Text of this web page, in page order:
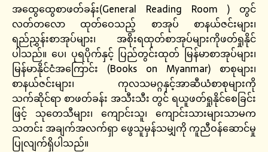
အထွေထွေစာဖတ်ခန်း(General Reading Room ) တွင်
လတ်တလော ထုတ်ဝေသည့် စာအုပ် စာနယ်ဇင်းများ၊
ရည်ညွှန်းစာအုပ်များ၊ အစိုးရထုတ်စာအုပ်များကိုဖတ်ရှုနိုင်
ပါသည်။ ပေ၊ ပုရပိုက်နှင့် ပြည်တွင်းထုတ် မြန်မာစာအုပ်များ၊
မြန်မာနိုင်ငံအကြောင်း (Books on Myanmar) စာစုများ၊
စာနယ်ဇင်းများ၊ ကုလသမဂ္ဂနှင့်အာဆီယံစာစုများကို
သက်ဆိုင်ရာ စာဖတ်ခန်း အသီးသီး တွင် ရယူဖတ်ရှုနိုင်စေခြင်း
ဖြင့် သုတေသီများ၊ ကျောင်းသူ၊ ကျောင်းသားများသာမက
သတင်း အချက်အလက်ရှာ ဖွေသူမှန်သမျှကို ကူညီဝန်ဆောင်မှု
ပြုလျက်ရှိပါသည်။